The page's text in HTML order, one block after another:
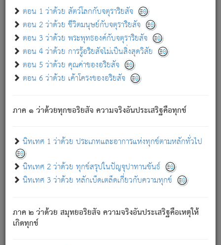
ตอน 1 ว่าด้วย สัตว์โลกกับจตุราริยสัจ
ตอน 2 ว่าด้วย ชีวิตมนุษย์กับจตุราริยสัจ
ตอน 3 ว่าด้วย พระพุทธองค์กับจตุราริยสัจ
ตอน 4 ว่าด้วย การรู้อริยสัจไม่เป็นสิ่งสุดวิสัย
ตอน 5 ว่าด้วย คุณค่าของอริยสัจ
ตอน 6 ว่าด้วย เค้าโครงของอริยสัจ
ภาค ๑ ว่าด้วยทุกขอริยสัจ ความจริงอันประเสริฐคือทุกข์
นิทเทศ 1 ว่าด้วย ประเภทและอาการแห่งทุกข์ตามหลักทั่วไป
นิทเทศ 2 ว่าด้วย ทุกข์สรุปในปัญจุปาทานขันธ์
นิทเทศ 3 ว่าด้วย หลักเบ็ดเตล็ดเกี่ยวกับความทุกข์
ภาค ๒ ว่าด้วย สมุทยอริยสัจ ความจริงอันประเสริฐคือเหตุให้
เกิดทุกข์
เขาเพลิดเพลินยิ่งนักในสิ่งใด สิ่งนั้นเป็นภัย (ที่เขาไม่รู้จัก)
เขากลัวต่อสิ่งใดสิ่งนั้นเป็นทุกข์
พรหมจรรย์นี้ อันบุคคลย่อมประพฤติ ก็เพื่อการละขาดซึ่ง
ภพ.
สมณะหรือพราหมณ์เหล่าใด กล่าวความหลุดพ้นจากภพว่า
มีได้เพราะภพ เรากล่าวว่า สมณะหรือพราหมณ์ทั้งปวงนั้น
มิใช่ผู้หลดพ้นจากภพ.
ภพ ว่ามีได้เพราะวิภพ[2]: เรากล่าวว่า สมณะหรือพราหมณ์ทั้ง
ปวงนั้น ก็ยังสลัดภพออกไปไม่ได้.
ก็ทุกข์นี้มีขึ้น เพราะอาศัยซึ่งอุปธิทั้งปวง.
เพราะความสิ้นไปแห่งอุปาทานทั้งปวง ความเกิดขึ้นแห่ง
ทุกข์จึงไม่มี.
ท่านจงดูโลกนี้เถิด (จะเห็นว่า) สัตว์ทั้งหลายอันอวิชาหนา
แน่นบังหนาแล้ว; และว่า สัตว์ผู้ยินดีในภพอันเป็นแล้วนั้น ย่อม
อันเป็นไปในที่หรือเวลาทั้งปวง[3]เพื่อความมีแห่งประโยชน์โดย
ประการทั้งปวง; ภพทั้งหลายทั้งหมดนั้น ไม่เที่ยง เป็นทุกข์ มี
ความแปรปรวนเป็นธรรมดา.